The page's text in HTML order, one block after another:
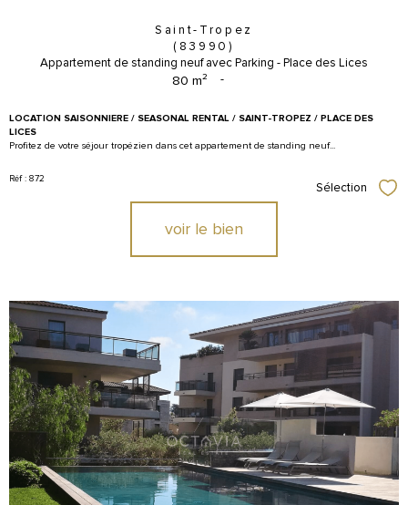
Saint-Tropez
(83990)
Appartement de standing neuf avec Parking - Place des Lices
80 m² -
LOCATION SAISONNIERE / SEASONAL RENTAL / SAINT-TROPEZ / PLACE DES
LICES
Profitez de votre séjour tropézien dans cet appartement de standing neuf...
Réf : 872
Sélection
voir le bien